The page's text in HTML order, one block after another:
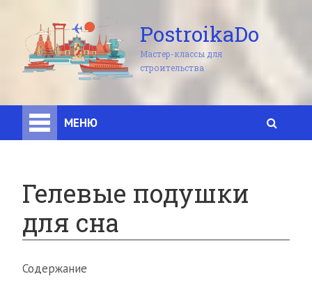
PostroikaDo
Мастер-классы для
строительства
МЕНЮ
Гелевые подушки
для сна
Содержание